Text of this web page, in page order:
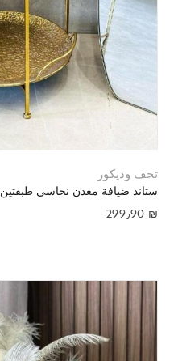
تحف وديكور
ستاند ضيافة معدن نحاسي طبقتين
299٫90 ₪